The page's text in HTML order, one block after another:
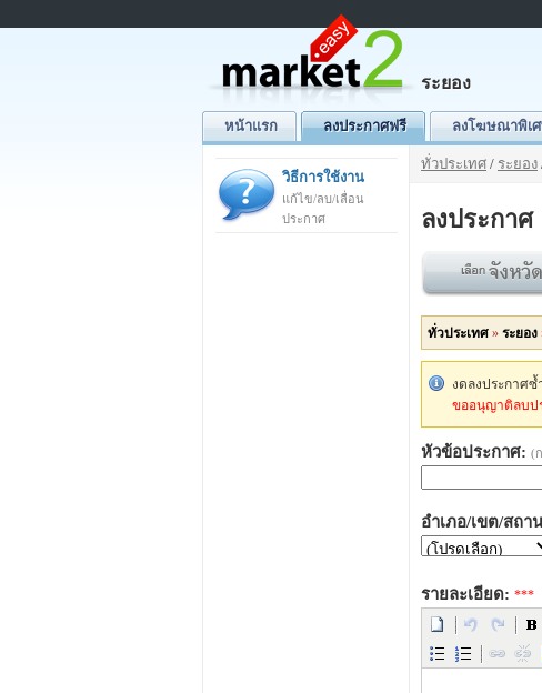
ระยอง
หน้าแรก ลงประกาศฟรี ลงโฆษณาพิเ
วิธีการใช้งาน
แก้ไข/ลบ/เลื่อน
ประกาศ
ทั่วประเทศ / ระยอง
ลงประกาศ
ทั่วประเทศ » ระยอง
งดลงประกาศ
ขออนุญาติลบปร
หัวข้อประกาศ: (
อำเภอ/เขต/สถา
รายละเอียด: ***